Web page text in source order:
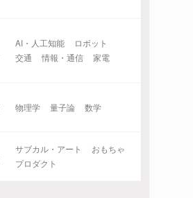
AI・人工知能
ロボット
交通
情報・通信 家電
物理学 量子論 数学
サブカル・アート
おもちゃ
プロダクト